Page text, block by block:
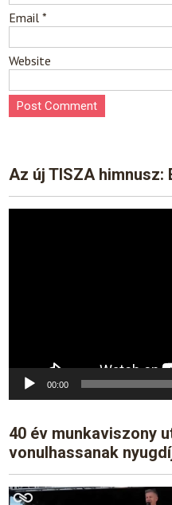
Email*
Website
Az új TISZA himnusz:
00:00
40 év munkaviszony
vonulhassanak